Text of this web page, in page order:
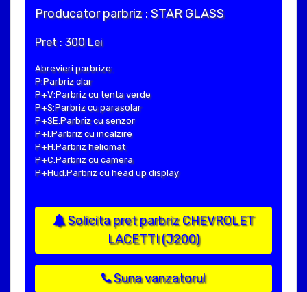
Producator parbriz : STAR GLASS
Pret : 300 Lei
Abrevieri parbrize:
P:Parbriz clar
P+V:Parbriz cu tenta verde
P+S:Parbriz cu parasolar
P+SE:Parbriz cu senzor
P+I:Parbriz cu incalzire
P+H:Parbriz heliomat
P+C:Parbriz cu camera
P+Hud:Parbriz cu head up display
Solicita pret parbriz CHEVROLET
LACETTI (J200)
Suna vanzatorul